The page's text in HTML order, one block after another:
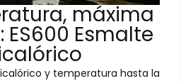
máxima
Esmalte
y temperatura hasta la